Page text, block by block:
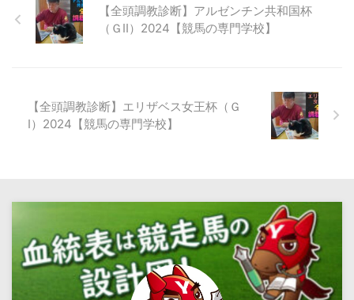
【全頭調教診断】アルゼンチン共和国杯
（ＧⅡ）2024【競馬の専門学校】
【全頭調教診断】エリザベス女王杯（Ｇ
Ⅰ）2024【競馬の専門学校】